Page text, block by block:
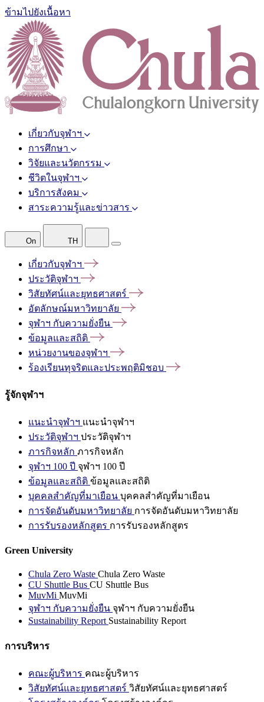
ข้ามไปยังเนื้อหา
เกี่ยวกับจุฬาฯ
การศึกษา
วิจัยและนวัตกรรม
ชีวิตในจุฬาฯ
บริการสังคม
สาระความรู้และข่าวสาร
On TH
เกี่ยวกับจุฬาฯ
ประวัติจุฬาฯ
วิสัยทัศน์และยุทธศาสตร์
อัตลักษณ์มหาวิทยาลัย
จุฬาฯ กับความยั่งยืน
ข้อมูลและสถิติ
หน่วยงานของจุฬาฯ
ร้องเรียนทุจริตและประพฤติมิชอบ
รู้จักจุฬาฯ
แนะนำจุฬาฯ แนะนำจุฬาฯ
ประวัติจุฬาฯ ประวัติจุฬาฯ
ภารกิจหลัก ภารกิจหลัก
จุฬาฯ 100 ปี จุฬาฯ 100 ปี
ข้อมูลและสถิติ ข้อมูลและสถิติ
บุคคลสำคัญที่มาเยือน บุคคลสำคัญที่มาเยือน
การจัดอันดับมหาวิทยาลัย การจัดอันดับมหาวิทยาลัย
การรับรองหลักสูตร การรับรองหลักสูตร
Green University
Chula Zero Waste Chula Zero Waste
CU Shuttle Bus CU Shuttle Bus
MuvMi MuvMi
จุฬาฯ กับความยั่งยืน จุฬาฯ กับความยั่งยืน
Sustainability Report Sustainability Report
การบริหาร
คณะผู้บริหาร คณะผู้บริหาร
วิสัยทัศน์และยุทธศาสตร์ วิสัยทัศน์และยุทธศาสตร์